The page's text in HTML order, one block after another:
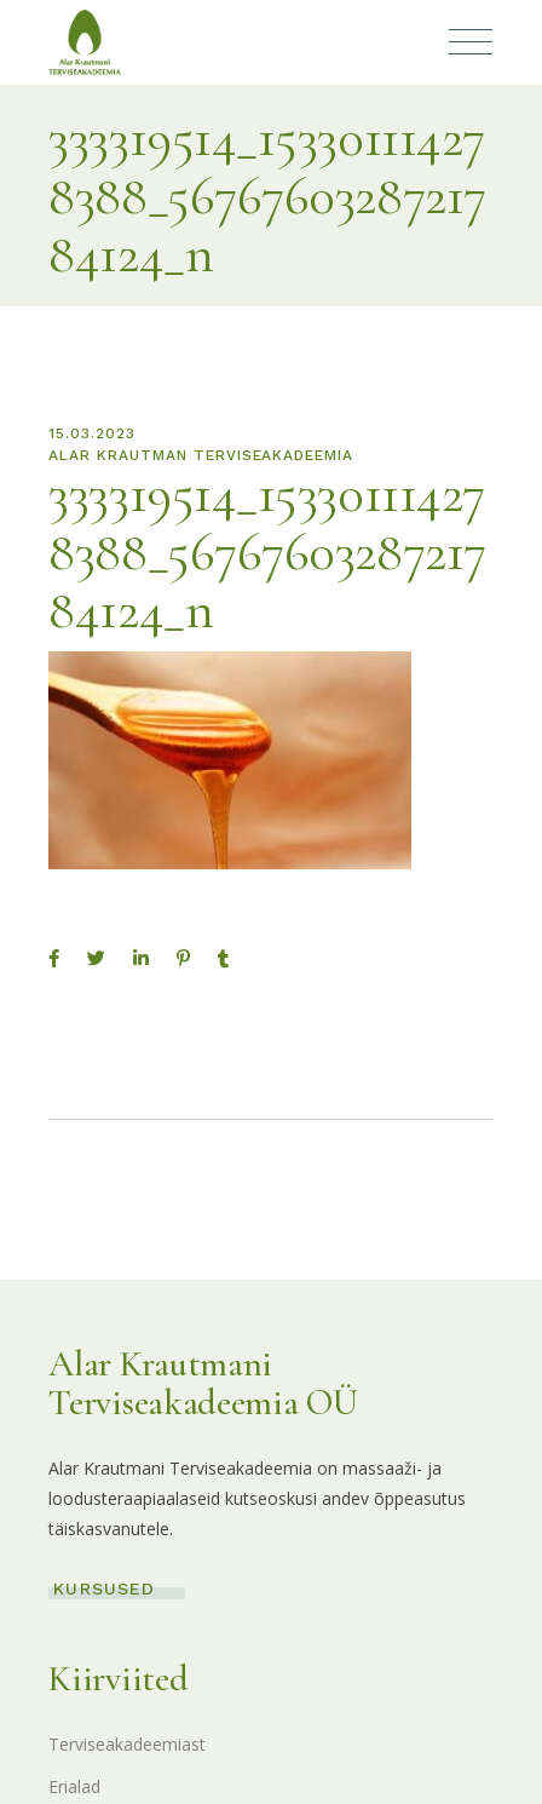
333319514_15330111427
8388_56767603287217
84124_n
15.03.2023
ALAR KRAUTMAN TERVISEAKADEEMIA
333319514_15330111427
8388_56767603287217
84124_n
Alar Krautmani
Terviseakadeemia OÜ
Alar Krautmani Terviseakadeemia on massaaži- ja
loodusteraapiaalaseid kutseoskusi andev õppeasutus
täiskasvanutele.
KURSUSED
Kiirviited
Terviseakadeemiast
Erialad